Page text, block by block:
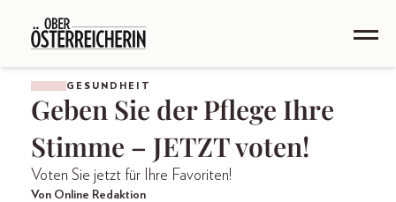
GESUNDHEIT
Geben Sie der Pflege Ihre
Stimme – JETZT voten!
Voten Sie jetzt für Ihre Favoriten!
Von Online Redaktion